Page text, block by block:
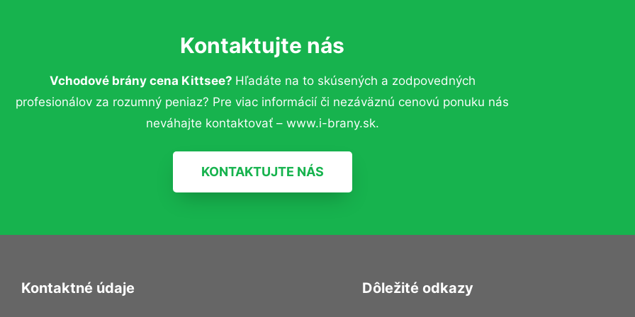
Kontaktujte nás
Vchodové brány cena Kittsee? Hľadáte na to skúsených a zodpovedných
profesionálov za rozumný peniaz? Pre viac informácií či nezáväznú cenovú ponuku nás
neváhajte kontaktovať – www.i-brany.sk.
KONTAKTUJTE NÁS
Kontaktné údaje Dôležité odkazy